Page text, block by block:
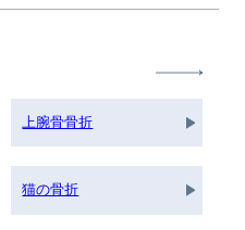
上腕骨骨折
猫の骨折